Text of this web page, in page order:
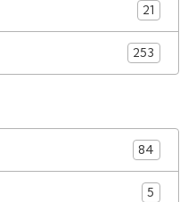
21
253
84
5